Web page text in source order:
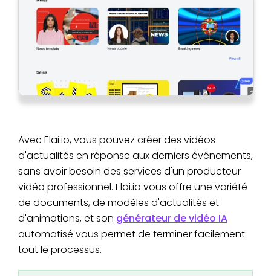
Avec Elai.io, vous pouvez créer des vidéos
d'actualités en réponse aux derniers événements,
sans avoir besoin des services d'un producteur
vidéo professionnel. Elai.io vous offre une variété
de documents, de modèles d'actualités et
d'animations, et son générateur de vidéo IA
automatisé vous permet de terminer facilement
tout le processus.